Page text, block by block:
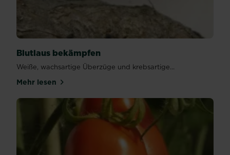
Blutlaus bekämpfen
Weiße, wachsartige Überzüge und krebsartige...
Mehr lesenüber Blutlaus bekämpfen